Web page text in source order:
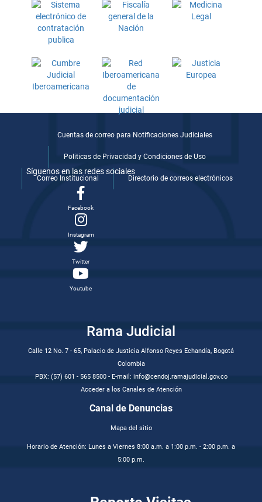
Cuentas de correo para Notificaciones Judiciales
Politicas de Privacidad y Condiciones de Uso
Correo Institucional Directorio de correos electrónicos
Síguenos en las redes sociales
Facebook
Instagram
Twitter
Youtube
Rama Judicial
Calle 12 No. 7 - 65, Palacio de Justicia Alfonso Reyes Echandía, Bogotá
Colombia
PBX: (57) 601 - 565 8500 - E-mail: info@cendoj.ramajudicial.gov.co
Acceder a los Canales de Atención
Canal de Denuncias
Mapa del sitio
Horario de Atención: Lunes a Viernes 8:00 a.m. a 1:00 p.m. - 2:00 p.m. a
5:00 p.m.